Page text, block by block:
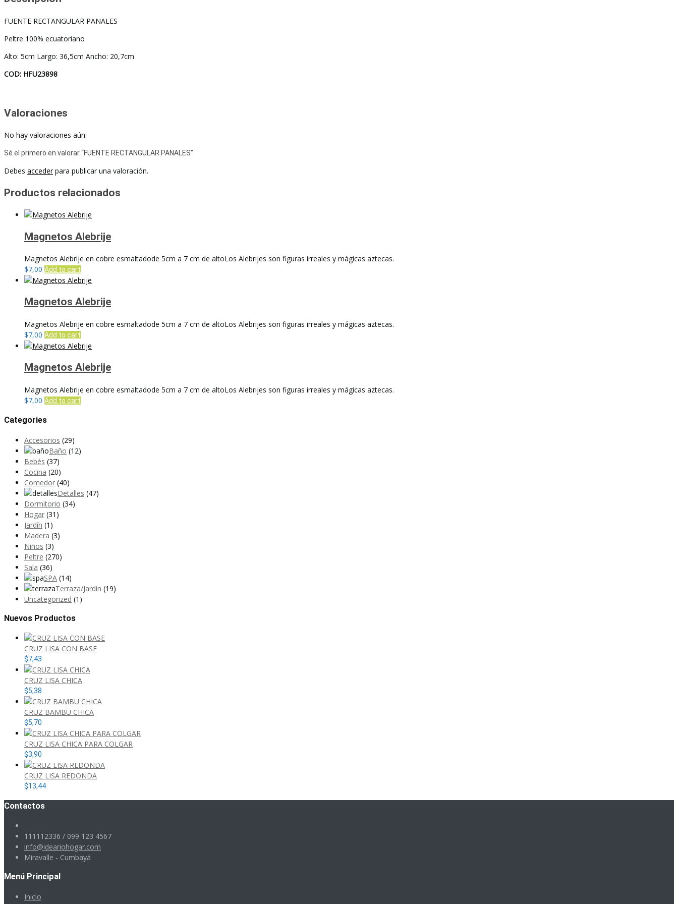
FUENTE RECTANGULAR PANALES
Peltre 100% ecuatoriano
Alto: 5cm Largo: 36,5cm Ancho: 20,7cm
COD: HFU23898
Valoraciones
No hay valoraciones aún.
Sé el primero en valorar “FUENTE RECTANGULAR PANALES”
Debes accederpara publicar una valoración.
Productos relacionados
Magnetos Alebrije
Magnetos Alebrije en cobre esmaltadode 5cm a 7 cm de altoLos Alebrijes son figuras irreales y mágicas aztecas.
$7,00 Add to cart
Magnetos Alebrije
Magnetos Alebrije en cobre esmaltadode 5cm a 7 cm de altoLos Alebrijes son figuras irreales y mágicas aztecas.
$7,00 Add to cart
Magnetos Alebrije
Magnetos Alebrije en cobre esmaltadode 5cm a 7 cm de altoLos Alebrijes son figuras irreales y mágicas aztecas.
$7,00 Add to cart
Categories
Accesorios (29)
Baño (12)
Bebés (37)
Cocina (20)
Comedor (40)
Detalles (47)
Dormitorio (34)
Hogar (31)
Jardín (1)
Madera (3)
Niños (3)
Peltre (270)
Sala (36)
SPA (14)
Terraza/Jardín (19)
Uncategorized (1)
Nuevos Productos
CRUZ LISA CON BASE
$7,43
CRUZ LISA CHICA
$5,38
CRUZ BAMBU CHICA
$5,70
CRUZ LISA CHICA PARA COLGAR
$3,90
CRUZ LISA REDONDA
$13,44
Contactos
111112336 / 099 123 4567
info@ideariohogar.com
Miravalle - Cumbayá
Menú Principal
Inicio